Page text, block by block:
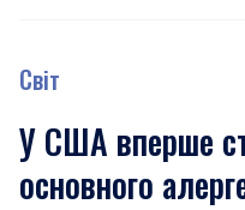
Світ
У США вперше
основного